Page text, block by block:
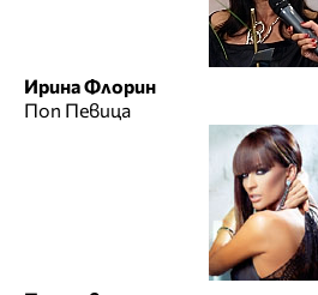
Ирина Флорин
Поп Певица